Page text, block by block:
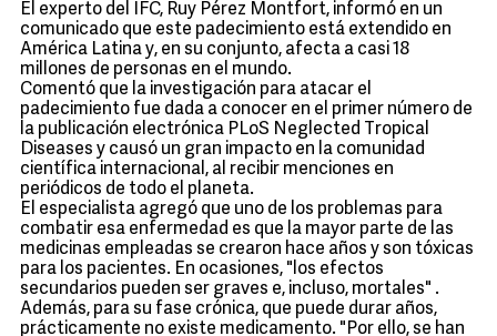
El experto del IFC, Ruy Pérez Montfort, informó en un
comunicado que este padecimiento está extendido en
América Latina y, en su conjunto, afecta a casi 18
millones de personas en el mundo.
Comentó que la investigación para atacar el
padecimiento fue dada a conocer en el primer número de
la publicación electrónica PLoS Neglected Tropical
Diseases y causó un gran impacto en la comunidad
científica internacional, al recibir menciones en
periódicos de todo el planeta.
El especialista agregó que uno de los problemas para
combatir esa enfermedad es que la mayor parte de las
medicinas empleadas se crearon hace años y son tóxicas
para los pacientes. En ocasiones, "los efectos
secundarios pueden ser graves e, incluso, mortales" .
Además, para su fase crónica, que puede durar años,
prácticamente no existe medicamento. "Por ello, se han